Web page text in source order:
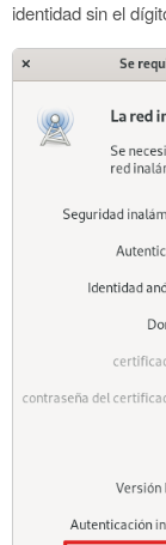
identidad sin el